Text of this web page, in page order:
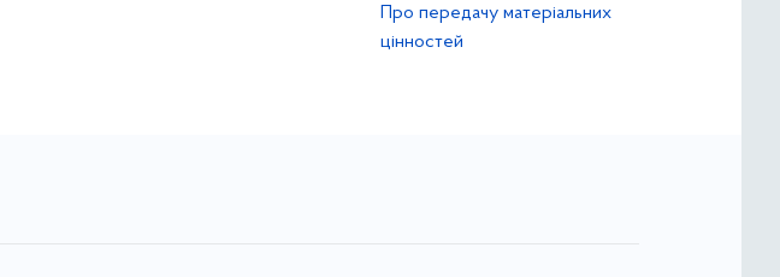
Про передачу матеріальних
цінностей